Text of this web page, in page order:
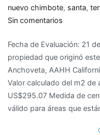
nuevo chimbote, santa,
Sin comentarios
de
M2
de
terreno
en
el
Fecha de Evaluación: 21
propiedad que originó
Anchoveta, AAHH
Valor calculado del m2 de
US$295.07 Medida de
válido para áreas que